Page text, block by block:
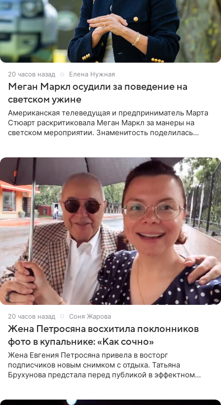
20 часов назад Елена Нужная
Меган Маркл осудили за поведение на
светском ужине
Американская телеведущая и предприниматель Марта
Стюарт раскритиковала Меган Маркл за манеры на
светском мероприятии. Знаменитость поделилась
20 часов назад Соня Жарова
Жена Петросяна восхитила поклонников
фото в купальнике: «Как сочно»
Жена Евгения Петросяна привела в восторг
подписчиков новым снимком с отдыха. Татьяна
Брухунова предстала перед публикой в эффектном